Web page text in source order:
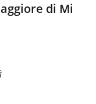
di Mi